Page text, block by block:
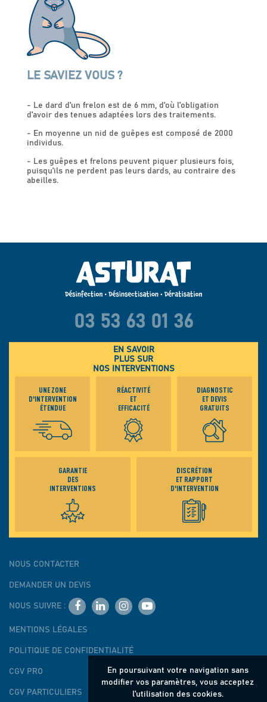
LE SAVIEZ VOUS ?
- Le dard d'un frelon est de 6 mm, d'où l'obligation
d'avoir des tenues adaptées lors des traitements.
- En moyenne un nid de guêpes est composé de 2000
individus.
- Les guêpes et frelons peuvent piquer plusieurs fois,
puisqu'ils ne perdent pas leurs dards, au contraire des
abeilles.
03 53 63 01 36
EN SAVOIR
PLUS SUR
NOS INTERVENTIONS
UNE ZONE
D'INTERVENTION
ÉTENDUE
RÉACTIVITÉ
ET
EFFICACITÉ
DIAGNOSTIC
ET DEVIS
GRATUITS
GARANTIE
DES
INTERVENTIONS
DISCRÉTION
ET RAPPORT
D'INTERVENTION
NOUS CONTACTER
DEMANDER UN DEVIS
NOUS SUIVRE :
MENTIONS LÉGALES
POLITIQUE DE CONFIDENTIALITÉ
CGV PRO
CGV PARTICULIERS
En poursuivant votre navigation sans
modifier vos paramètres, vous acceptez
l'utilisation des cookies.